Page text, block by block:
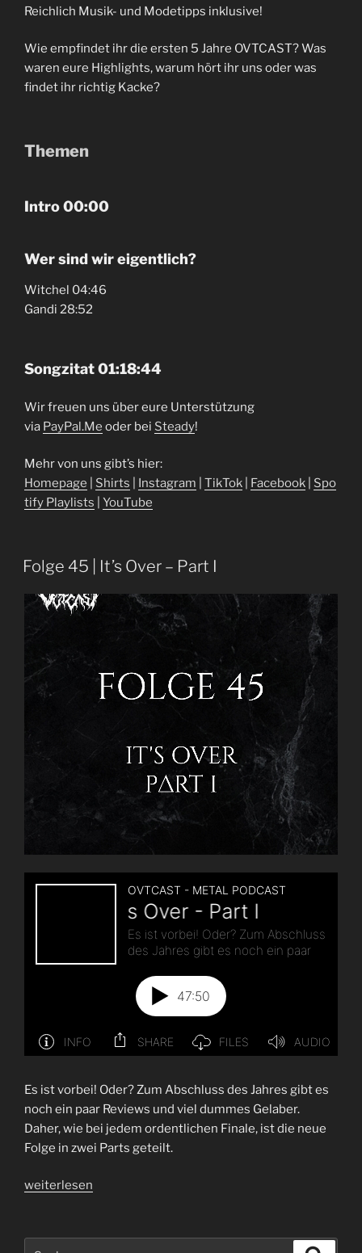
Reichlich Musik- und Modetipps inklusive!
Wie empfindet ihr die ersten 5 Jahre OVTCAST? Was
waren eure Highlights, warum hört ihr uns oder was
findet ihr richtig Kacke?
Themen
Intro 00:00
Wer sind wir eigentlich?
Witchel 04:46
Gandi 28:52
Songzitat 01:18:44
Wir freuen uns über eure Unterstützung
via ⁠⁠⁠⁠⁠PayPal.Me⁠⁠⁠⁠⁠ oder bei ⁠⁠⁠⁠⁠Steady⁠⁠⁠⁠⁠!
Mehr von uns gibt’s hier:
⁠⁠⁠⁠⁠Homepage⁠⁠⁠⁠⁠
⁠⁠⁠⁠⁠Shirts⁠⁠⁠⁠⁠ ⁠⁠⁠⁠⁠Instagram⁠⁠⁠⁠⁠ ⁠⁠⁠⁠⁠TikTok⁠⁠⁠⁠⁠ ⁠⁠⁠⁠⁠Facebook⁠⁠⁠⁠⁠
⁠⁠⁠⁠⁠Spo
tify Playlists⁠⁠⁠⁠⁠
⁠⁠⁠⁠⁠YouTube⁠
Folge 45 | It’s Over – Part I
Es ist vorbei! Oder? Zum Abschluss des Jahres gibt es
noch ein paar Reviews und viel dummes Gelaber.
Daher, wie bei jedem ordentlichen Finale, ist die neue
Folge in zwei Parts geteilt.
„Folge
It’s
weiterlesen